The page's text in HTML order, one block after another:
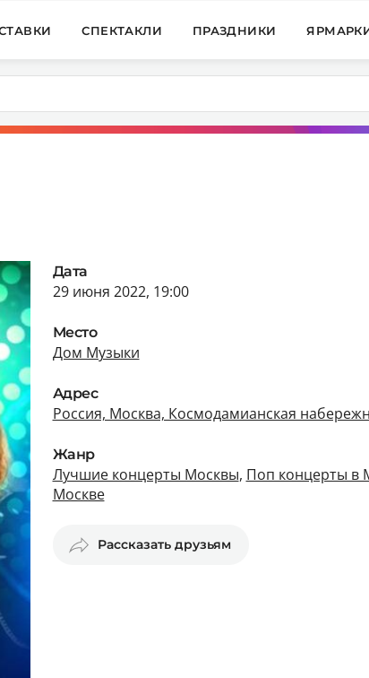
СПЕКТАКЛИ ПРАЗДНИКИ
Дата
29 июня 2022, 19:00
Место
Дом Музыки
Адрес
Россия, Москва, Космодамианская
Жанр
Лучшие концерты Москвы, Поп концерты в
Москве
Рассказать друзьям